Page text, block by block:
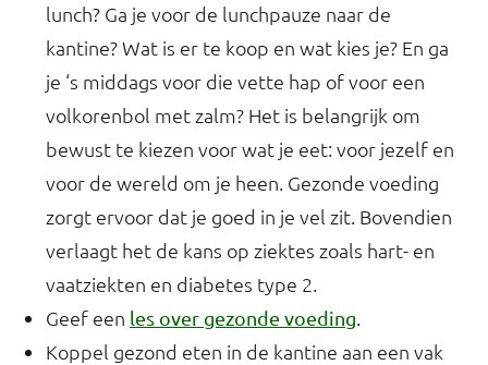
lunch? Ga je voor de lunchpauze naar de
kantine? Wat is er te koop en wat kies je? En ga
je ‘s middags voor die vette hap of voor een
volkorenbol met zalm? Het is belangrijk om
bewust te kiezen voor wat je eet: voor jezelf en
voor de wereld om je heen. Gezonde voeding
zorgt ervoor dat je goed in je vel zit. Bovendien
verlaagt het de kans op ziektes zoals hart- en
vaatziekten en diabetes type 2.
Geef een les over gezonde voeding.
Koppel gezond eten in de kantine aan een vak